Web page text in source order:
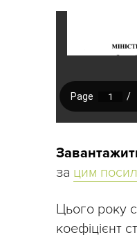
за цим
Цього року
коефіцієнт